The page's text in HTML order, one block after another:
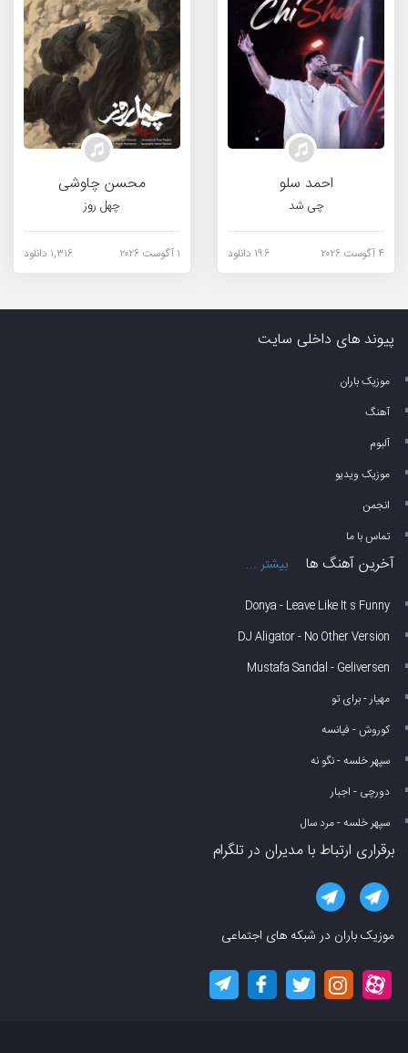
احمد سلو
چی شد
۴ آگوست ۲۰۲۶ ۱۹۶ دانلود
محسن چاوشی
چهل روز
۱ آگوست ۲۰۲۶ ۱,۳۱۶ دانلود
پیوند های داخلی سایت
موزیک باران
آهنگ
آلبوم
موزیک ویدیو
انجمن
تماس با ما
آخرین آهنگ ها بیشتر ...
Donya - Leave Like It s Funny
DJ Aligator - No Other Version
Mustafa Sandal - Geliversen
مهیار - برای تو
کوروش - فیانسه
سپهر خلسه - نگو نه
دورچی - اجبار
سپهر خلسه - مرد سال
برقراری ارتباط با مدیران در تلگرام
موزیک باران در شبکه های اجتماعی